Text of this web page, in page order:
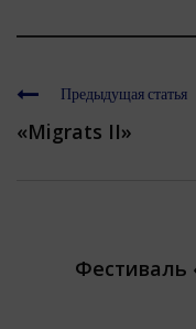
Предыдущая статья
«Migrats II»
Фестиваль